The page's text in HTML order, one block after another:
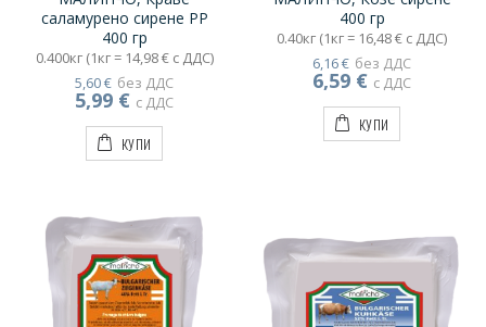
саламурено сирене PP
400 гр
0.400кг (1кг = 14,98 € с ДДС)
без ДДС
5,60 €
с ДДС
5,99 €
КУПИ
400 гр
0.40кг (1кг = 16,48 € с ДДС)
без ДДС
6,16 €
с ДДС
6,59 €
КУПИ